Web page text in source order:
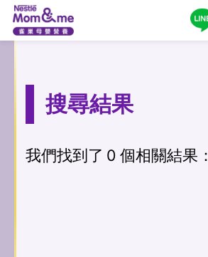
搜尋結果
我們找到了 0 個相關結果：